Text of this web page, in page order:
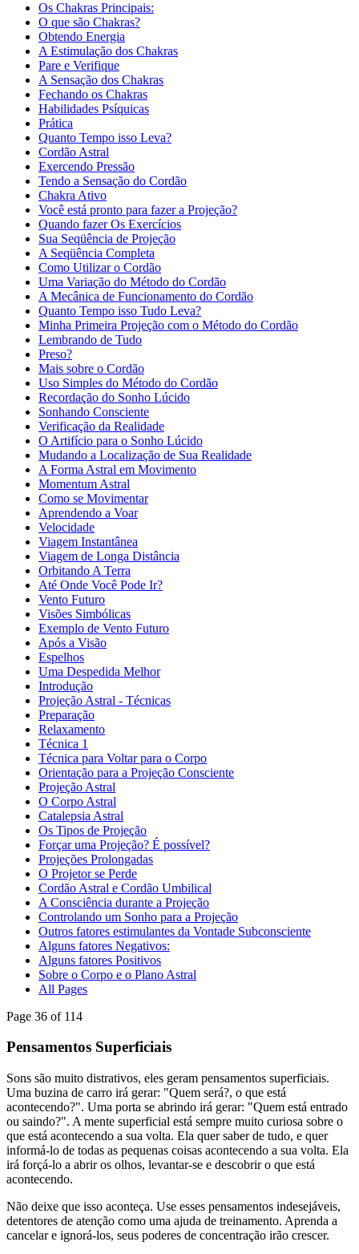
Os Chakras Principais:
O que são Chakras?
Obtendo Energia
A Estimulação dos Chakras
Pare e Verifique
A Sensação dos Chakras
Fechando os Chakras
Habilidades Psíquicas
Prática
Quanto Tempo isso Leva?
Cordão Astral
Exercendo Pressão
Tendo a Sensação do Cordão
Chakra Ativo
Você está pronto para fazer a Projeção?
Quando fazer Os Exercícios
Sua Seqüência de Projeção
A Seqüência Completa
Como Utilizar o Cordão
Uma Variação do Método do Cordão
A Mecânica de Funcionamento do Cordão
Quanto Tempo isso Tudo Leva?
Minha Primeira Projeção com o Método do Cordão
Lembrando de Tudo
Preso?
Mais sobre o Cordão
Uso Simples do Método do Cordão
Recordação do Sonho Lúcido
Sonhando Consciente
Verificação da Realidade
O Artifício para o Sonho Lúcido
Mudando a Localização de Sua Realidade
A Forma Astral em Movimento
Momentum Astral
Como se Movimentar
Aprendendo a Voar
Velocidade
Viagem Instantânea
Viagem de Longa Distância
Orbitando A Terra
Até Onde Você Pode Ir?
Vento Futuro
Visões Simbólicas
Exemplo de Vento Futuro
Após a Visão
Espelhos
Uma Despedida Melhor
Introdução
Projeção Astral - Técnicas
Preparação
Relaxamento
Técnica 1
Técnica para Voltar para o Corpo
Orientação para a Projeção Consciente
Projeção Astral
O Corpo Astral
Catalepsia Astral
Os Tipos de Projeção
Forçar uma Projeção? É possível?
Projeções Prolongadas
O Projetor se Perde
Cordão Astral e Cordão Umbilical
A Consciência durante a Projeção
Controlando um Sonho para a Projeção
Outros fatores estimulantes da Vontade Subconsciente
Alguns fatores Negativos:
Alguns fatores Positivos
Sobre o Corpo e o Plano Astral
All Pages
Page 36 of 114
Pensamentos Superficiais
Sons são muito distrativos, eles geram pensamentos superficiais.
Uma buzina de carro irá gerar: "Quem será?, o que está
acontecendo?". Uma porta se abrindo irá gerar: "Quem está entrado
ou saindo?". A mente superficial está sempre muito curiosa sobre o
que está acontecendo a sua volta. Ela quer saber de tudo, e quer
informá-lo de todas as pequenas coisas acontecendo a sua volta. Ela
irá forçá-lo a abrir os olhos, levantar-se e descobrir o que está
acontecendo.
Não deixe que isso aconteça. Use esses pensamentos indesejáveis,
detentores de atenção como uma ajuda de treinamento. Aprenda a
cancelar e ignorá-los, seus poderes de concentração irão crescer.